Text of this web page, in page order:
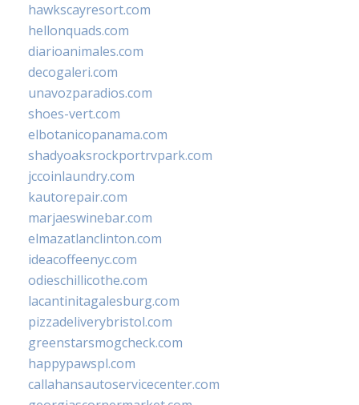
hawkscayresort.com
hellonquads.com
diarioanimales.com
decogaleri.com
unavozparadios.com
shoes-vert.com
elbotanicopanama.com
shadyoaksrockportrvpark.com
jccoinlaundry.com
kautorepair.com
marjaeswinebar.com
elmazatlanclinton.com
ideacoffeenyc.com
odieschillicothe.com
lacantinitagalesburg.com
pizzadeliverybristol.com
greenstarsmogcheck.com
happypawspl.com
callahansautoservicecenter.com